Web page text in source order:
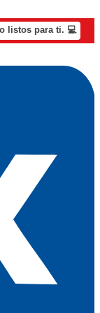
listos para ti. 💻